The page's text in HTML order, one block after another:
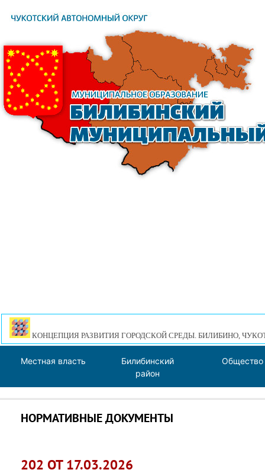
КОНЦЕПЦИЯ РАЗВИТИЯ ГОРОДСКОЙ СРЕДЫ. БИЛИБИНО,
Местная власть
Билибинский
район
Общество
НОРМАТИВНЫЕ ДОКУМЕНТЫ
202 ОТ 17.03.2026